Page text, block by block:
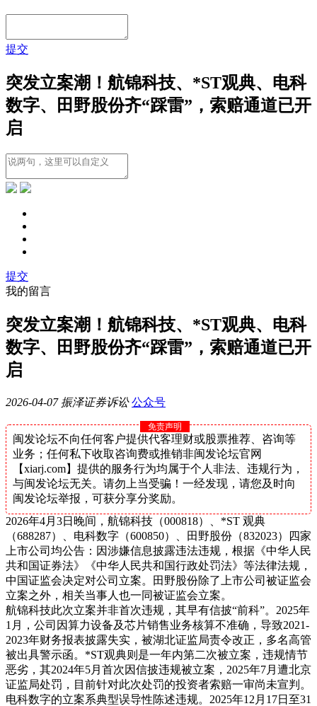
提交
突发立案潮！航锦科技、*ST观典、电科
数字、田野股份齐“踩雷”，索赔通道已开
启
提交
我的留言
突发立案潮！航锦科技、*ST观典、电科
数字、田野股份齐“踩雷”，索赔通道已开
启
2026-04-07 振泽证券诉讼 公众号
免责声明
闽发论坛不向任何客户提供代客理财或股票推荐、咨询等
业务；任何私下收取咨询费或推销非闽发论坛官网
【xiarj.com】提供的服务行为均属于个人非法、违规行为，
与闽发论坛无关。请勿上当受骗！一经发现，请您及时向
闽发论坛举报，可获分享分奖励。
2026年4月3日晚间，航锦科技 （000818）
*ST 观典
（688287） 、电科数字 （600850）、 田野股份（832023）四家
上市公司均公告：因涉嫌信息披露违法违规，根据《中华人民
共和国证券法》《中华人民共和国行政处罚法》等法律法规，
中国证监会决定对公司立案。田野股份除了上市公司被证监会
立案之外，相关当事人也一同被证监会立案。
航锦科技此次立案并非首次违规，其早有信披“前科”。2025年
1月，公司因算力设备及芯片销售业务核算不准确，导致2021-
2023年财务报表披露失实，被湖北证监局责令改正，多名高管
被出具警示函。*ST观典则是一年内第二次被立案，违规情节
恶劣，其2024年5月首次因信披违规被立案，2025年7月遭北京
证监局处罚，目前针对此次处罚的投资者索赔一审尚未宣判。
电科数字的立案系典型误导性陈述违规。 2025年12月17日至31